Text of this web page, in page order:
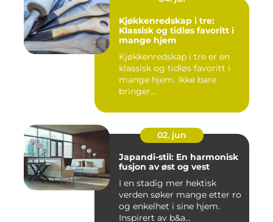
Kjøkkenredskap i tre:
Klassisk og tidløs favoritt i
mange hjem
Kjøkkenredskap i tre er en
klassisk og tidløs favoritt i
mange hjem. Ikke bare
bringer...
02. jun
Japandi-stil: En harmonisk
fusjon av øst og vest
I en stadig mer hektisk
verden søker mange etter ro
og enkelhet i sine hjem.
Inspirert av b&a...